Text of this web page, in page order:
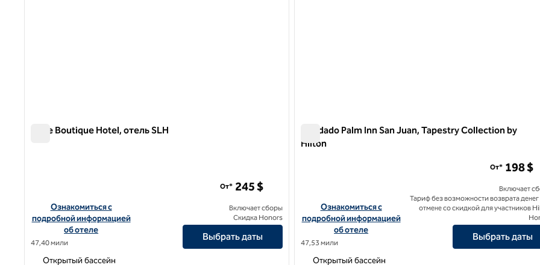
Olive Boutique Hotel, отель SLH
Посмотреть информацию об отеле Olive Boutique Hotel, a SLH Hotel
Ознакомиться с
подробной информацией
об отеле
47,40 мили
От* 245 $
Включает сборы
Скидка Honors
Выбрать даты
Открытый бассейн
Condado Palm Inn San Juan, Tapestry Collection by
Hilton
Посмотреть информацию об отеле Condado Palm Inn
Ознакомиться с
подробной информацией
об отеле
47,53 мили
От* 198 $
Включает
Тариф без возможности возврата
отмене со скидкой для участников
Выбрать даты
Открытый бассейн